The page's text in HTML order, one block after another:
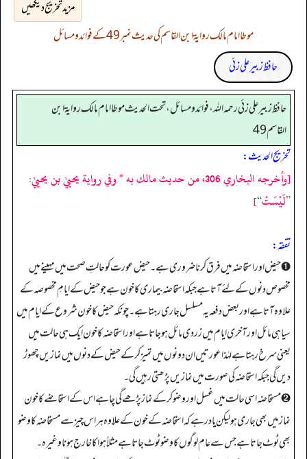
مزید تخریج دیکھیں
موطا امام مالک روایۃ ابن القاسم کی حدیث نمبر 49 کے فوائد و مسائل
حافظ زبیر علی زئی
حافظ زبير على زئي رحمه الله، فوائد و مسائل، تحت الحديث موطا امام مالك رواية ابن
القاسم 49
تخریج الحدیث:
[وأخرجه البخاري 306، من حديث مالك به * وفي رواية يحييٰ بن يحييٰ:
”لَيْسَتْ“
]
تفقه:
➊ حیض اور استحاضہ میں فرق کرنا ضروری ہے۔ حیض عورت کو حالتِ صحت میں مہینے میں
مخصوص دنوں کے لئے آتا ہے جبکہ استحاضہ بیماری کا خون ہے جو حیض کے ایامِ مخصوصہ کے
علاوہ آتا ہے اور بعض دفعہ یہ مسلسل جاری رہتا ہے۔ چونکہ حیض کا خون شروع کے ایام میں
سیاہی مائل اور آخری ایام میں زردی مائل ہوجاتا ہے اور استحاضہ کا خون ایک ہی حالت میں
یعنی سرخ رہتا ہے لہٰذا عورتیں ان دونوں میں تمیز کرکے حیض کے دنوں میں نمازیں چھوڑ
دیں گی جبکہ استحاضہ کی صورت میں نمازیں پڑھتی رہیں گی۔
➋ مستحاضہ اسی حالت میں غسل اور وضو کرکے نماز پڑھے گی چاہے اس کے استحاضے کا خون
نماز میں بھی جاری ہو لیکن یاد رہے کہ استحاضہ کے خون کے علاوہ ہر اس چیز سے مستحاضہ کا وضو
بھی ٹوٹ جاتا ہے جس سے عام لوگوں کا وضو ٹوٹ جاتا ہے مثلاً ہوا کا خارج ہونا وغیرہ۔